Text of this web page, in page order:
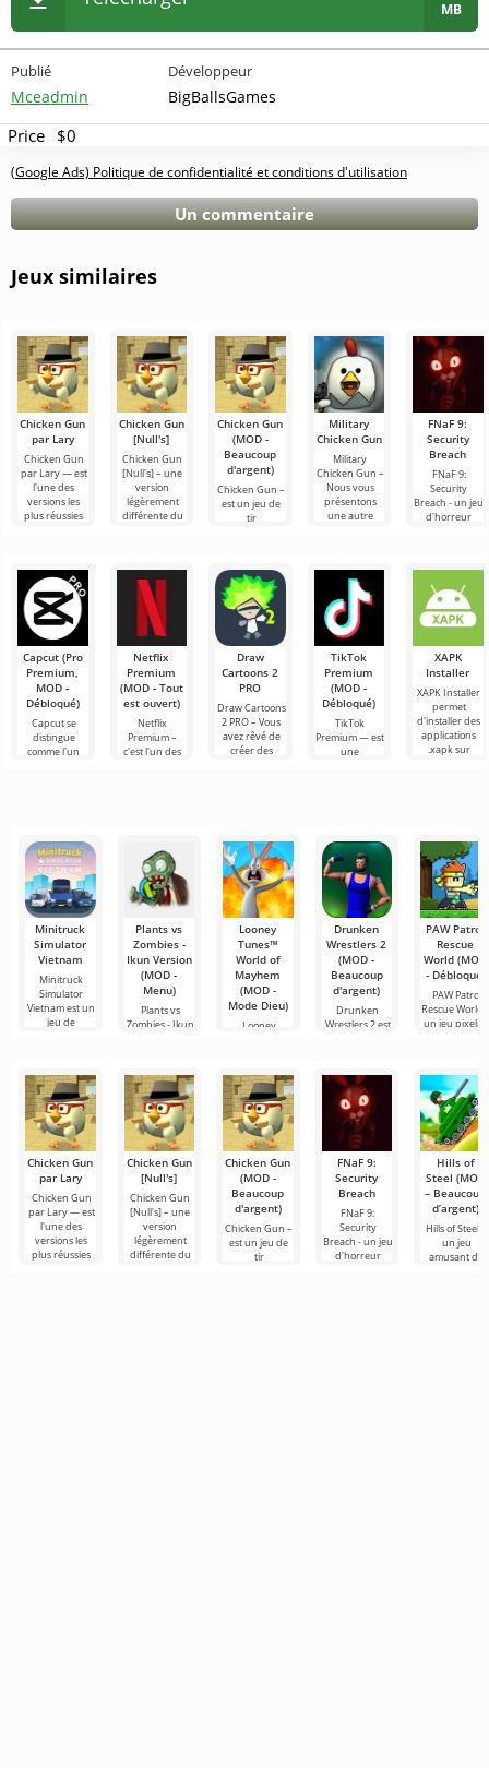
MB
Publié
Mceadmin
Développeur
BigBallsGames
Price $0
(Google Ads) Politique de confidentialité et conditions d'utilisation
Un commentaire
Jeux similaires
Chicken Gun
par Lary
Chicken Gun
par Lary — est
l'une des
versions les
plus réussies
Chicken Gun
[Null's]
Chicken Gun
[Null's] – une
version
légèrement
différente du
Chicken Gun
(MOD -
Beaucoup
d'argent)
Chicken Gun –
est un jeu de
tir
est devenu
populaire dans
le
Military
Chicken Gun
Military
Chicken Gun –
Nous vous
présentons
une autre
Курыч. La
FNaF 9:
Security
Breach
FNaF 9:
Security
Breach - un jeu
d'horreur
cheveux hors
Capcut (Pro
Premium,
MOD -
Débloqué)
Capcut se
distingue
comme l'un
Netflix
Premium
(MOD - Tout
est ouvert)
Netflix
Premium –
c'est l'un des
Draw
Cartoons 2
PRO
Draw Cartoons
2 PRO – Vous
avez rêvé de
créer des
TikTok
Premium
(MOD -
Débloqué)
TikTok
Premium — est
une
XAPK
Installer
XAPK Installer
permet
d'installer des
applications
.xapk sur
Minitruck
Simulator
Vietnam
Minitruck
Simulator
Vietnam est un
jeu de
Plants vs
Zombies -
Ikun Version
(MOD -
Menu)
Plants vs
Zombies - Ikun
Looney
Tunes™
World of
Mayhem
(MOD -
Mode Dieu)
Looney
Drunken
Wrestlers 2
(MOD -
Beaucoup
d'argent)
Drunken
Wrestlers 2 est
PAW Patrol
Rescue
World (MOD
- Débloqué)
PAW Patrol
Rescue World
un jeu pixelisé
Chicken Gun
par Lary
Chicken Gun
par Lary — est
l'une des
versions les
plus réussies
Chicken Gun
[Null's]
Chicken Gun
[Null's] – une
version
légèrement
différente du
Chicken Gun
(MOD -
Beaucoup
d'argent)
Chicken Gun –
est un jeu de
tir
FNaF 9:
Security
Breach
FNaF 9:
Security
Breach - un jeu
d'horreur
Hills of
Steel (MOD
– Beaucoup
d’argent)
Hills of Steel –
un jeu
amusant de